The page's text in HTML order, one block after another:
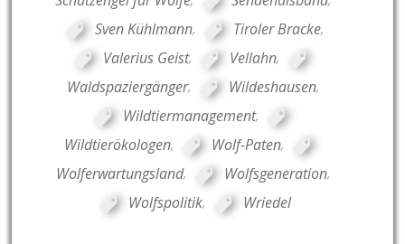
Sven Kühlmann, Tiroler Bracke,
Valerius Geist, Vellahn,
Waldspaziergänger, Wildeshausen,
Wildtiermanagement,
Wildtierökologen, Wolf-Paten,
Wolferwartungsland, Wolfsgeneration,
Wolfspolitik, Wriedel